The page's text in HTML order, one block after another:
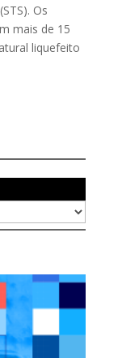
Os
mais de 15
liquefeito